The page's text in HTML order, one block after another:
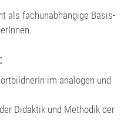
als fachunabhängige Basis-
im analogen und
Didaktik und Methodik der